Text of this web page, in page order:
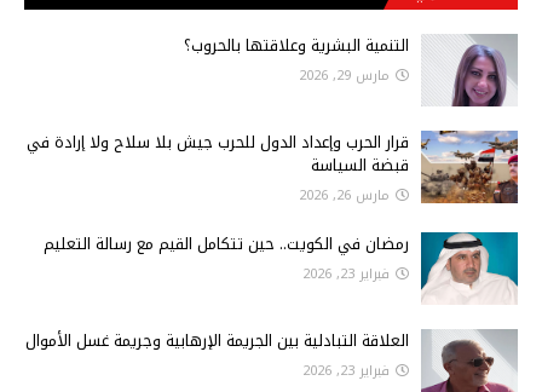
التنمية البشرية وعلاقتها بالحروب؟
مارس 29, 2026
قرار الحرب وإعداد الدول للحرب جيش بلا سلاح ولا إرادة في
قبضة السياسة
مارس 26, 2026
رمضان في الكويت.. حين تتكامل القيم مع رسالة التعليم
فبراير 23, 2026
العلاقة التبادلية بين الجريمة الإرهابية وجريمة غسل الأموال
فبراير 23, 2026